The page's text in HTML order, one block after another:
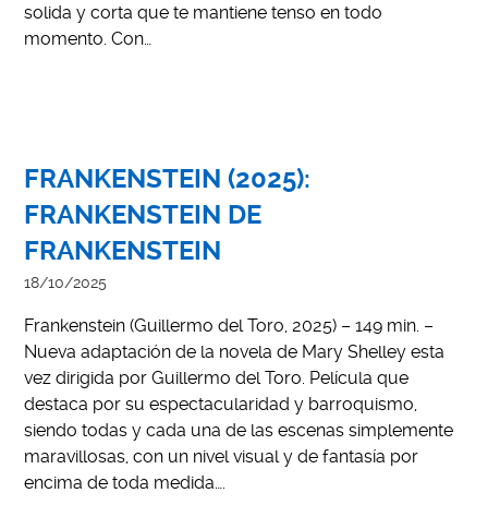
solida y corta que te mantiene tenso en todo
momento. Con…
FRANKENSTEIN (2025):
FRANKENSTEIN DE
FRANKENSTEIN
18/10/2025
Frankenstein (Guillermo del Toro, 2025) – 149 min. –
Nueva adaptación de la novela de Mary Shelley esta
vez dirigida por Guillermo del Toro. Película que
destaca por su espectacularidad y barroquismo,
siendo todas y cada una de las escenas simplemente
maravillosas, con un nivel visual y de fantasía por
encima de toda medida….